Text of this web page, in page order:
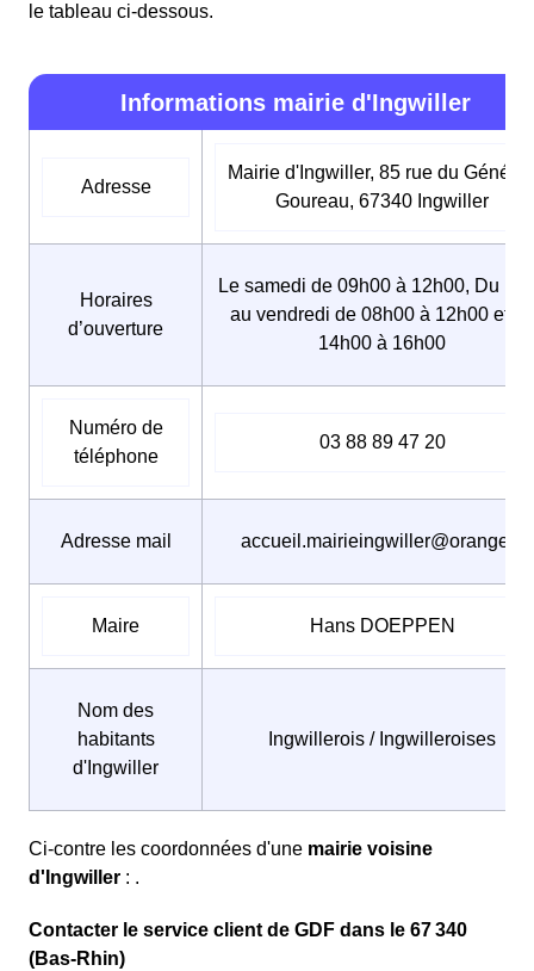
le tableau ci-dessous.
Informations mairie d'Ingwiller
Adresse
Mairie d'Ingwiller, 85 rue du
Goureau, 67340 Ingwiller
Horaires
d’ouverture
Le samedi de 09h00 à 12h00, Du
au vendredi de 08h00 à 12h00 et de
14h00 à 16h00
Numéro de
téléphone
03 88 89 47 20
Adresse mail accueil.mairieingwiller@orange.fr
Maire Hans DOEPPEN
Nom des
habitants
d'Ingwiller
Ingwillerois / Ingwilleroises
Ci-contre les coordonnées d'une mairie voisine
d'Ingwiller : .
Contacter le service client de GDF dans le 67 340
(Bas-Rhin)